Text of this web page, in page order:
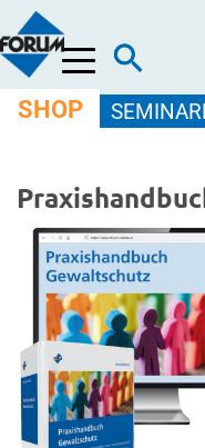
Menü
SHOP